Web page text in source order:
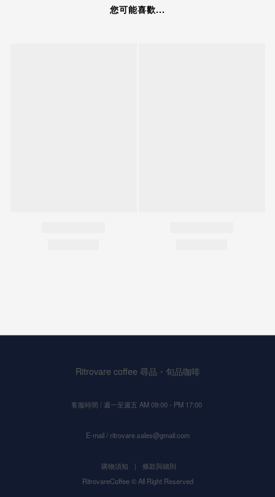
您可能喜歡...
Ritrovare coffee 尋品・旬品咖啡
客服時間 / 週一至週五 AM 09:00 - PM 17:00
E-mail / ritrovare.sales@gmail.com
購物須知 ｜ 條款與細則
RitrovareCoffee © All Right Reserved